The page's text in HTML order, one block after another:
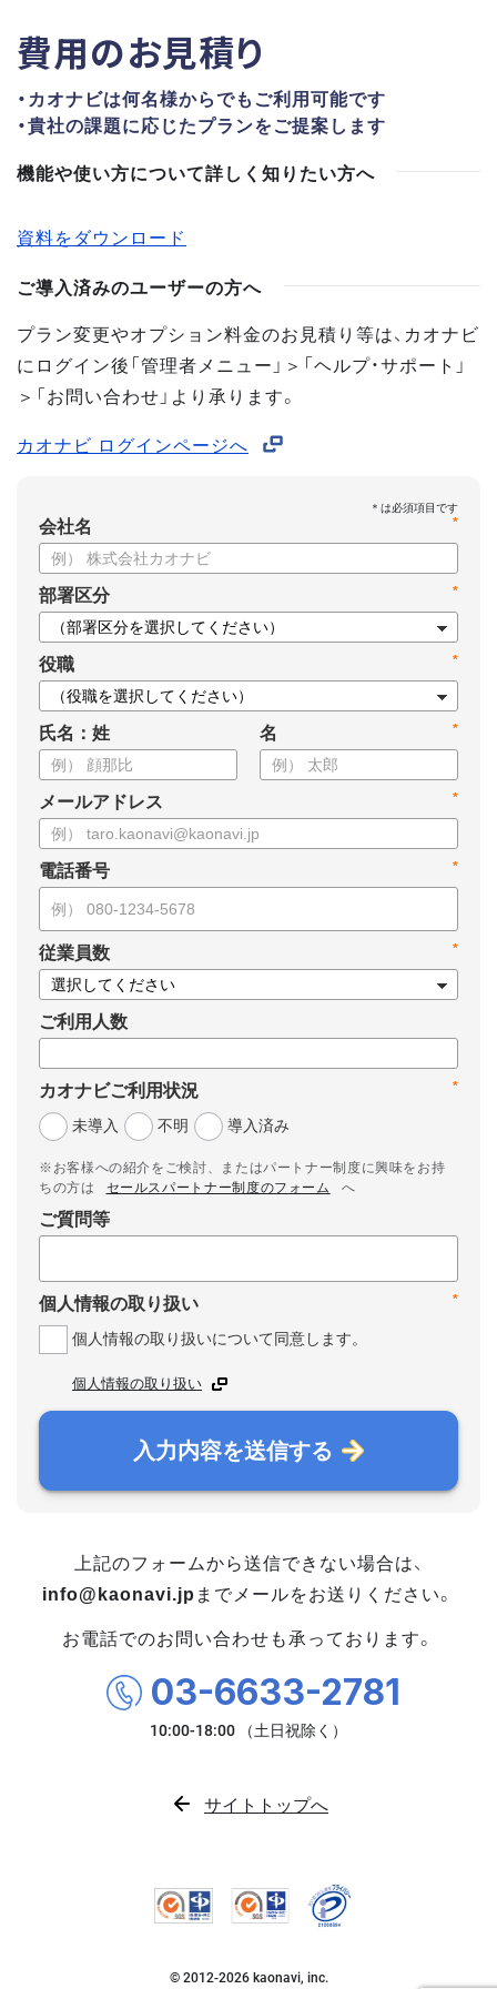
費用のお見積り
・カオナビは何名様からでもご利用可能です
・貴社の課題に応じたプランをご提案します
機能や使い方について詳しく知りたい方へ
資料をダウンロード
ご導入済みのユーザーの方へ
プラン変更やオプション料金のお見積り等は、カオナビ
にログイン後「管理者メニュー」＞「ヘルプ・サポート」
＞「お問い合わせ」より承ります。
カオナビ ログインページへ
*
会社名
*
部署区分
*
役職
氏名：姓 *
名
*
メールアドレス
*
電話番号
*
従業員数
ご利用人数
*
カオナビご利用状況
未導入
不明 導入済み
※お客様への紹介をご検討、またはパートナー制度に興味をお持
ちの方は
セールスパートナー制度のフォーム へ
ご質問等
*
個人情報の取り扱い
個人情報の取り扱いについて同意します。
個人情報の取り扱い
入力内容を送信する
上記のフォームから送信できない場合は、
info@kaonavi.jp までメールをお送りください。
お電話でのお問い合わせも承っております。
03-6633-2781
サイトトップへ
© 2012-2026kaonavi, inc.